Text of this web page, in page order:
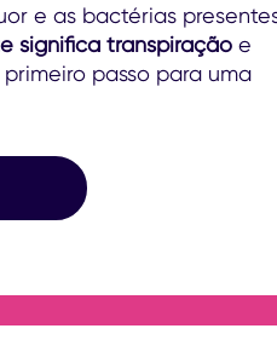
e as bactérias
significa transpiração e
passo para uma
e Mau Odor: Entenda e